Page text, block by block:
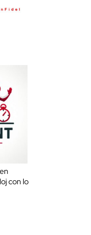
con lo